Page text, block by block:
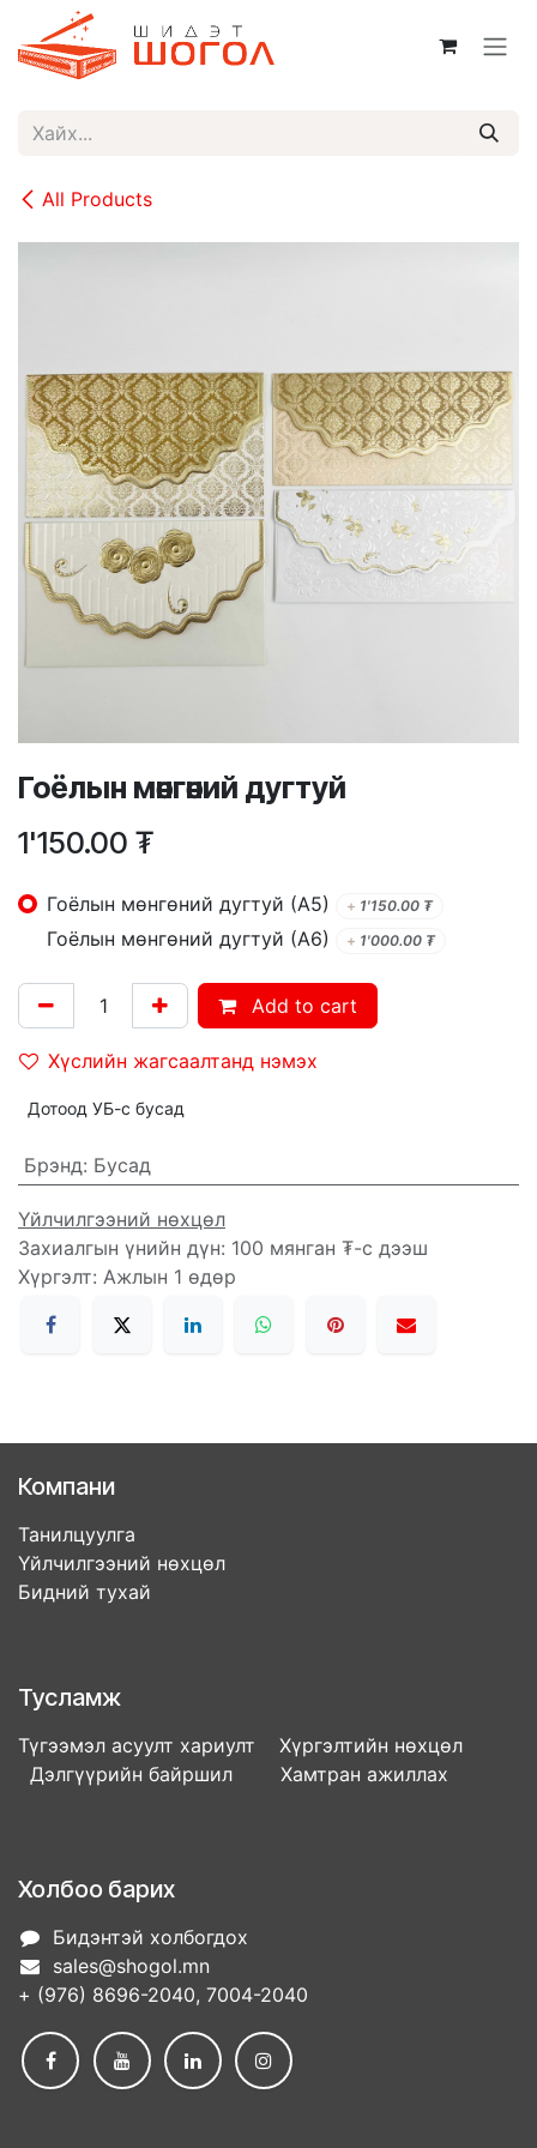
Skip to Content
All Products
Гоёлын мөнгөний дугтуй
1'150.00 ₮
Гоёлын мөнгөний дугтуй (А5) + 1'150.00₮
Гоёлын мөнгөний дугтуй (А6) + 1'000.00₮
Add to cart
Хүслийн жагсаалтанд нэмэх
Дотоод УБ-с бусад
Брэнд: Бусад
Үйлчилгээний нөхцөл
Захиалгын үнийн дүн: 100 мянган ₮-с дээш
Хүргэлт: Ажлын 1 өдөр
Компани
Танилцуулга
Үйлчилгээний нөхцөл
Бидний тухай
Тусламж
Түгээмэл асуулт хариулт Хүргэлтийн нөхцөл
Дэлгүүрийн байршил Хамтран ажиллах
Холбоо барих
Бидэнтэй холбогдох
sales@shogol.mn
+ (976) 8696-2040, 7004-2040